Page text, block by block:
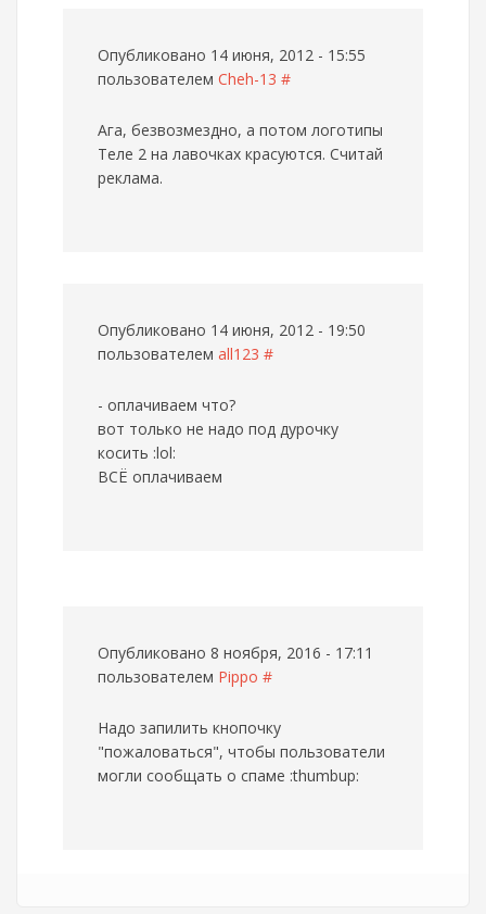
Опубликовано 14 июня, 2012 - 15:55
пользователем Cheh-13 #
Ага, безвозмездно, а потом логотипы
Теле 2 на лавочках красуются. Считай
реклама.
Опубликовано 14 июня, 2012 - 19:50
пользователем all123 #
- оплачиваем что?
вот только не надо под дурочку
косить :lol:
ВСЁ оплачиваем
Опубликовано 8 ноября, 2016 - 17:11
пользователем Pippo #
Надо запилить кнопочку
"пожаловаться", чтобы пользователи
могли сообщать о спаме :thumbup: